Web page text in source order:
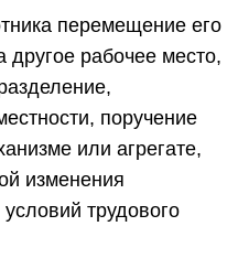
перемещение его
другое рабочее место,
поручение
или агрегате,
изменения
трудового